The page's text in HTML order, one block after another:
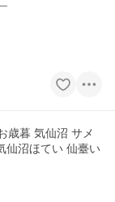
歳暮 気仙沼 サメ
仙沼ほてい 仙臺い